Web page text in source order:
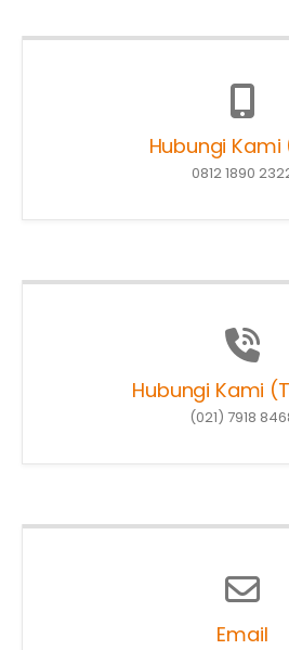
Hubungi Kami
0812 1890
Hubungi Kami
(021) 7918
Email